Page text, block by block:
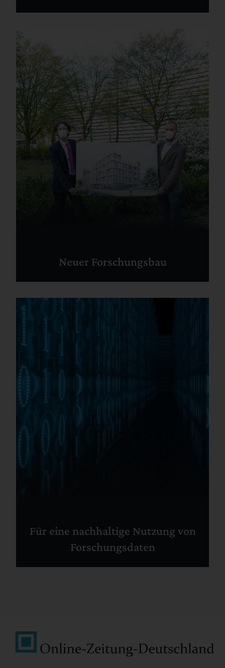
Neuer Forschungsbau
Für eine nachhaltige Nutzung von
Forschungsdaten